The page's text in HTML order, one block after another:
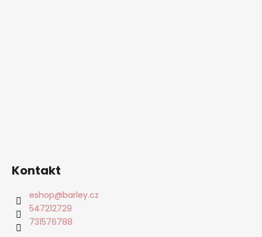
Kontakt
eshop@barley.cz
547212729
731576788